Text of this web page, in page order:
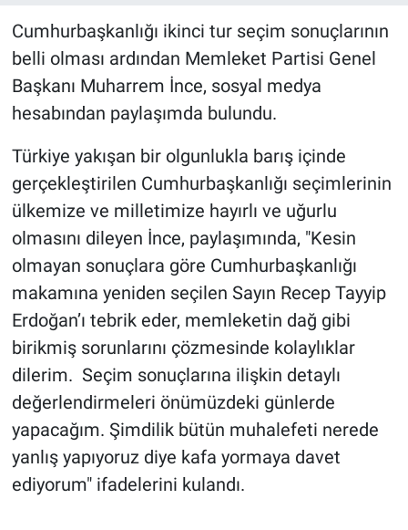
Cumhurbaşkanlığı ikinci tur seçim sonuçlarının
belli olması ardından Memleket Partisi Genel
Başkanı Muharrem İnce, sosyal medya
hesabından paylaşımda bulundu.
Türkiye yakışan bir olgunlukla barış içinde
gerçekleştirilen Cumhurbaşkanlığı seçimlerinin
ülkemize ve milletimize hayırlı ve uğurlu
olmasını dileyen İnce, paylaşımında, "Kesin
olmayan sonuçlara göre Cumhurbaşkanlığı
makamına yeniden seçilen Sayın Recep Tayyip
Erdoğan’ı tebrik eder, memleketin dağ gibi
birikmiş sorunlarını çözmesinde kolaylıklar
dilerim. Seçim sonuçlarına ilişkin detaylı
değerlendirmeleri önümüzdeki günlerde
yapacağım. Şimdilik bütün muhalefeti nerede
yanlış yapıyoruz diye kafa yormaya davet
ediyorum" ifadelerini kulandı.